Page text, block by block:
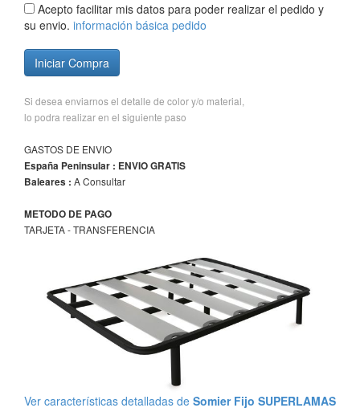
Acepto facilitar mis datos para poder realizar el pedido y
su envio. información básica pedido
Iniciar Compra
Si desea enviarnos el detalle de color y/o material,
lo podra realizar en el siguiente paso
GASTOS DE ENVIO
España Peninsular : ENVIO GRATIS
Baleares : A Consultar
METODO DE PAGO
TARJETA - TRANSFERENCIA
Ver características detalladas de Somier Fijo SUPERLAMAS